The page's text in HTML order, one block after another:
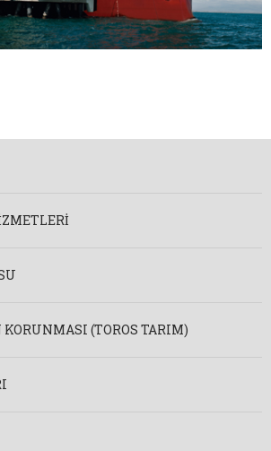
(TOROS TARIM)